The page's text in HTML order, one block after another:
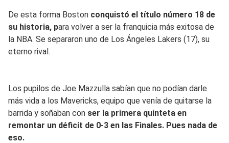
De esta forma Boston conquistó el título número 18 de
su historia, para volver a ser la franquicia más exitosa de
la NBA. Se separaron uno de Los Ángeles Lakers (17), su
eterno rival.
Los pupilos de Joe Mazzulla sabían que no podían darle
más vida a los Mavericks, equipo que venía de quitarse la
barrida y soñaban con ser la primera quinteta en
remontar un déficit de 0-3 en las Finales. Pues nada de
eso.